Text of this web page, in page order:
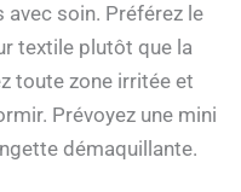
soin. Préférez le
textile plutôt que la
toute zone irritée et
Prévoyez une mini
démaquillante.